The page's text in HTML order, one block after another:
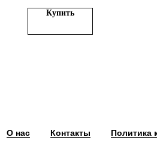
Купить
О нас Контакты Политика